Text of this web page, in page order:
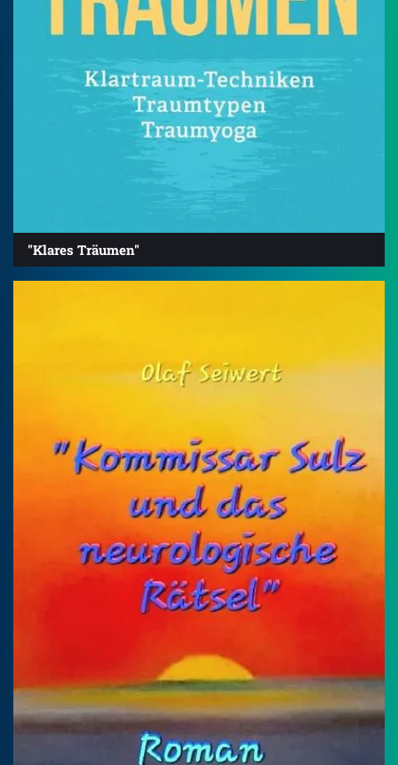
"Klares Träumen"